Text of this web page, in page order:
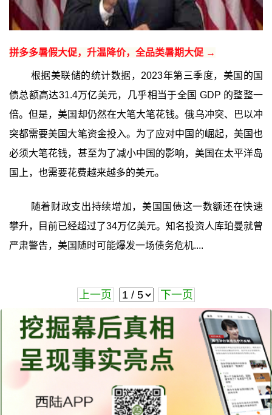
拼多多暑假大促，升温降价，全品类暑期大促 →
根据美联储的统计数据，2023年第三季度，美国的国
债总额高达31.4万亿美元，几乎相当于全国 GDP 的整整一
倍。但是，美国却仍然在大笔大笔花钱。俄乌冲突、巴以冲
突都需要美国大笔资金投入。为了应对中国的崛起，美国也
必须大笔花钱，甚至为了减小中国的影响，美国在太平洋岛
国上，也需要花费越来越多的美元。
随着财政支出持续增加，美国国债这一数额还在快速
攀升，目前已经超过了34万亿美元。知名投资人库珀曼就曾
严肃警告，美国随时可能爆发一场债务危机....
上一页 下一页